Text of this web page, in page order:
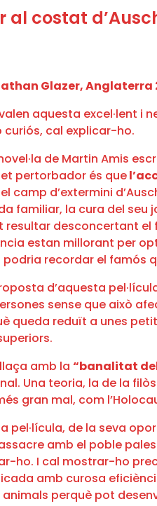
al costat
Glazer, Anglaterra
aquesta excel·lent i
cal explicar-ho.
de Martin Amis
pertorbador és que
camp d’extermini
familiar, la cura del seu
resultar desconcertant
estan millorant per
recordar el famós
d’aquesta
sense que això
queda reduït a unes
amb la “banalitat
Una teoria, la de la
gran mal, com
pel·lícula, de la seva
amb el poble
ho. I cal mostrar-ho
amb curosa
perquè pot